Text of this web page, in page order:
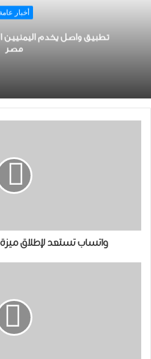
أخبار عامة
تطبيق واصل يخدم اليمنيين
مصر
ﻭﺍﺗﺴﺎﺏ تستعد لإطلاق